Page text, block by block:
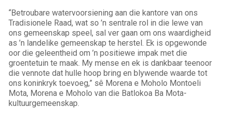
“Betroubare watervoorsiening aan die kantore van ons
Tradisionele Raad, wat so ’n sentrale rol in die lewe van
ons gemeenskap speel, sal ver gaan om ons waardigheid
as ’n landelike gemeenskap te herstel. Ek is opgewonde
oor die geleentheid om ’n positiewe impak met die
groentetuin te maak. My mense en ek is dankbaar teenoor
die vennote dat hulle hoop bring en blywende waarde tot
ons koninkryk toevoeg,” sê Morena e Moholo Montoeli
Mota, Morena e Moholo van die Batlokoa Ba Mota-
kultuurgemeenskap.